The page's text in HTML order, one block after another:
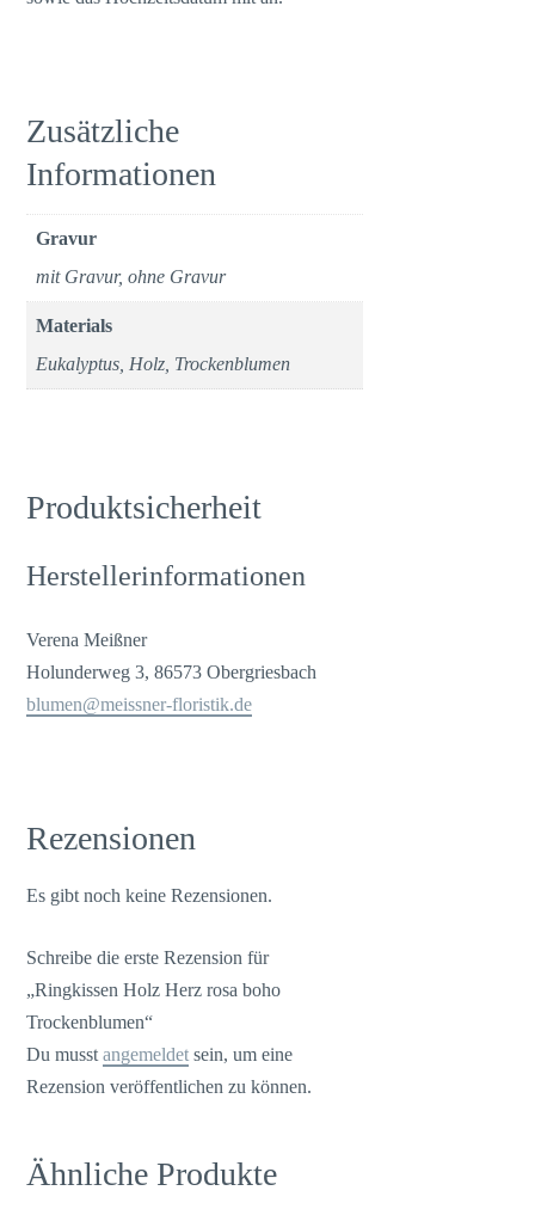
Zusätzliche
Informationen
Gravur
mit Gravur, ohne Gravur
Materials
Eukalyptus, Holz, Trockenblumen
Produktsicherheit
Herstellerinformationen
Verena Meißner
Holunderweg 3, 86573 Obergriesbach
blumen@meissner-floristik.de
Rezensionen
Es gibt noch keine Rezensionen.
Schreibe die erste Rezension für
„Ringkissen Holz Herz rosa boho
Trockenblumen“
Du musstangemeldet sein, um eine
Rezension veröffentlichen zu können.
Ähnliche Produkte